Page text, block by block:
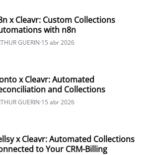
x Cleavr: Custom Collections
with n8n
GUERIN·15 abr 2026
x Cleavr: Automated
and Collections
GUERIN·15 abr 2026
x Cleavr: Automated Collections
to Your CRM-Billing